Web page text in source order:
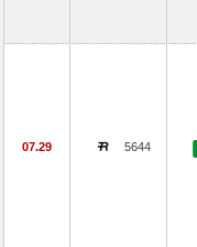
07.29 5644